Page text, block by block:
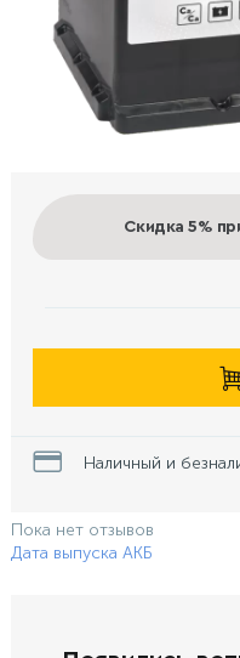
Скидка 5%
Наличный и
Пока нет отзывов
Дата выпуска АКБ